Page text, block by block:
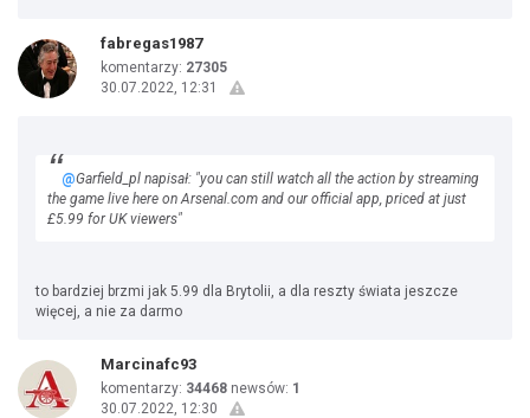
fabregas1987
komentarzy: 27305
30.07.2022, 12:31
@Garfield_pl napisał: "you can still watch all the action by streaming
the game live here on Arsenal.com and our official app, priced at just
£5.99 for UK viewers"
to bardziej brzmi jak 5.99 dla Brytolii, a dla reszty świata jeszcze
więcej, a nie za darmo
Marcinafc93
komentarzy: 34468 newsów: 1
30.07.2022, 12:30